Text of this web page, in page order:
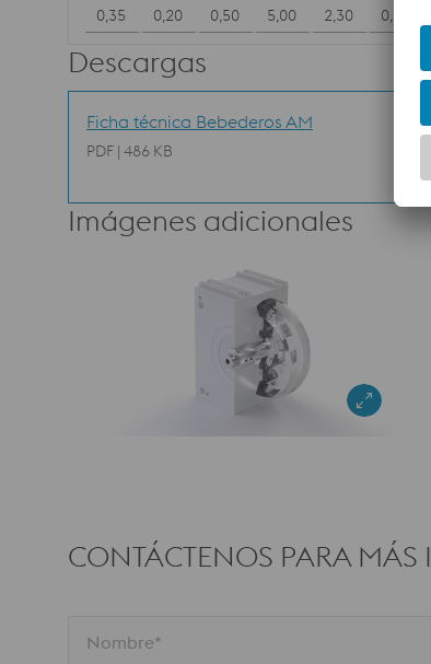
0,35
0,20 0,50 5,00 2,30 0,60
Descargas
Ficha técnica Bebederos AM
PDF | 486 KB
Imágenes adicionales
CONTÁCTENOS PARA
Nombre*